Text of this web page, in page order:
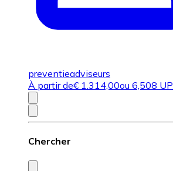
preventieadviseurs
À partir de€ 1.314,00ou 6,508 UP
Chercher